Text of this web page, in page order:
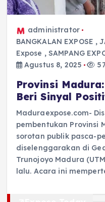
administrator
BANGKALAN EXPOSE ,
Expose , SAMPANG
Agustus 8, 2025
Provinsi
Beri Sinyal
Maduraexpose.com-
pembentukan Provinsi
sorotan publik pasca-
diselenggarakan di
Trunojoyo Madura
lalu. Acara ini